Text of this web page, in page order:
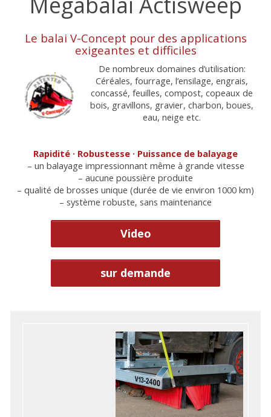
Le balai V-Concept pour des applications
exigeantes et difficiles
De nombreux domaines d’utilisation:
Céréales, fourrage, l’ensilage, engrais,
concassé, feuilles, compost, copeaux de
bois, gravillons, gravier, charbon, boues,
eau, neige etc.
Rapidité · Robustesse · Puissance de balayage
– un balayage impressionnant même à grande vitesse
– aucune poussière produite
– qualité de brosses unique (durée de vie environ 1000 km)
– système robuste, sans maintenance
Video
sur demande